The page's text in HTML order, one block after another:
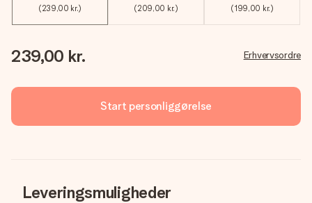
(239,00 kr.) (209,00 kr.) (199,00 kr.)
239,00 kr. Erhvervsordre
Start personliggørelse
Leveringsmuligheder